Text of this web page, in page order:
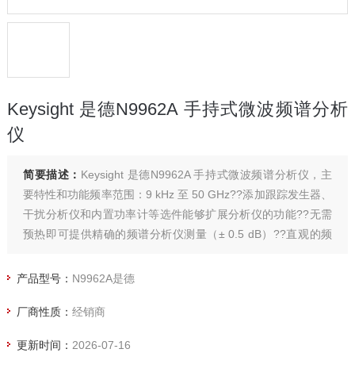
Keysight 是德N9962A 手持式微波频谱分析
仪
简要描述： Keysight 是德N9962A 手持式微波频谱分析仪，主
要特性和功能频率范围：9 kHz 至 50 GHz??添加跟踪发生器、
干扰分析仪和内置功率计等选件能够扩展分析仪的功能??无需
预热即可提供精确的频谱分析仪测量（± 0.5 dB）??直观的频
感器可以轻松测量平均功率和脉冲功率，结合时间选通功能可
产品型号： N9962A是德
厂商性质： 经销商
更新时间： 2026-07-16